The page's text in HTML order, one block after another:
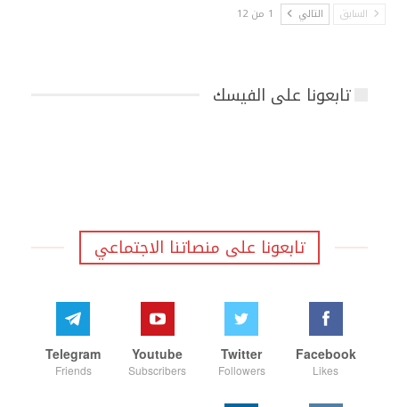
السابق التالي 1 من 12
تابعونا على الفيسك
تابعونا على منصاتنا الاجتماعي
Facebook
Likes
Twitter
Followers
Youtube
Subscribers
Telegram
Friends